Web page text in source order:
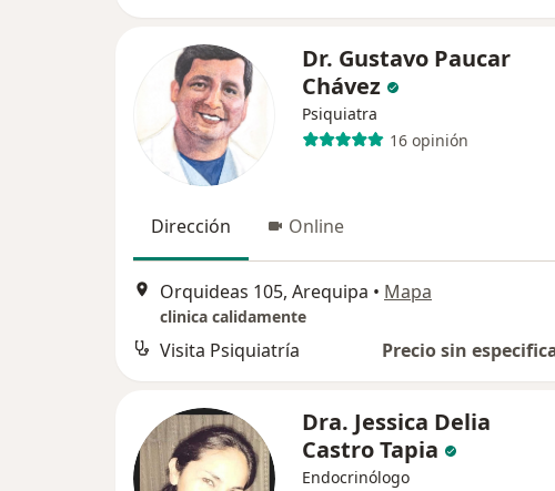
Dr. Gustavo Paucar
Chávez
Psiquiatra
16 opinión
Dirección Online
Orquideas 105, Arequipa • Mapa
clinica calidamente
Visita Psiquiatría Precio sin
Dra. Jessica Delia
Castro Tapia
Endocrinólogo